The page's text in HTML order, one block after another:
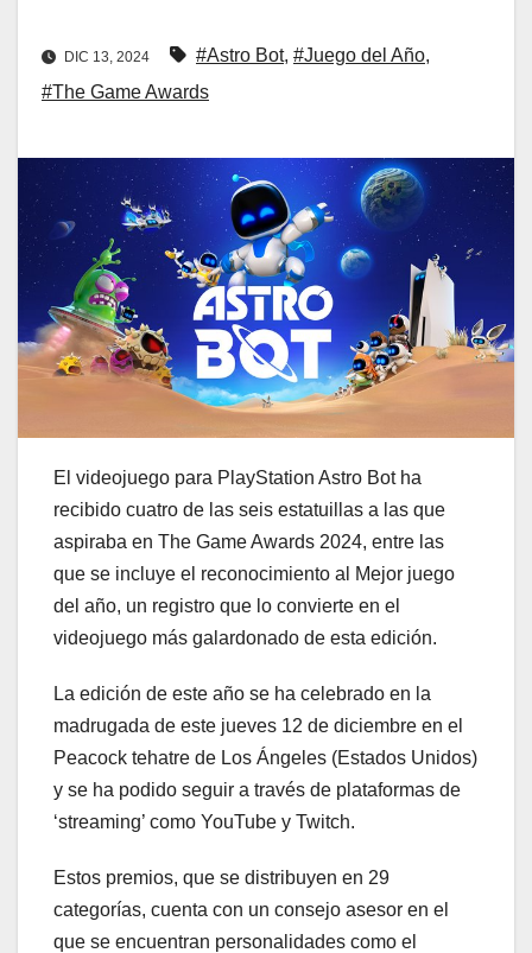
DIC 13, 2024 #Astro Bot, #Juego del Año,
#The Game Awards
El videojuego para PlayStation Astro Bot ha
recibido cuatro de las seis estatuillas a las que
aspiraba en The Game Awards 2024, entre las
que se incluye el reconocimiento al Mejor juego
del año, un registro que lo convierte en el
videojuego más galardonado de esta edición.
La edición de este año se ha celebrado en la
madrugada de este jueves 12 de diciembre en el
Peacock tehatre de Los Ángeles (Estados Unidos)
y se ha podido seguir a través de plataformas de
‘streaming’ como YouTube y Twitch.
Estos premios, que se distribuyen en 29
categorías, cuenta con un consejo asesor en el
que se encuentran personalidades como el